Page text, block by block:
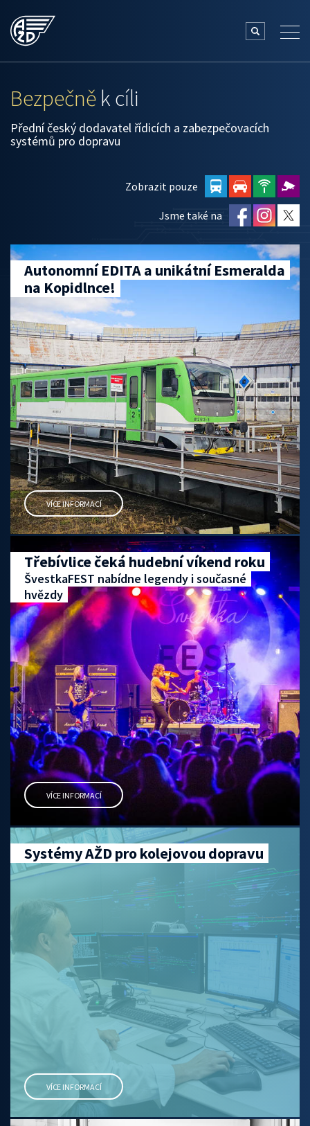
Bezpečně k cíli
Přední český dodavatel řídicích a zabezpečovacích
systémů pro dopravu
Zobrazit pouze
Jsme také na
Autonomní EDITA a unikátní Esmeralda
na Kopidlnce!
VÍCE INFORMACÍ
Třebívlice čeká hudební víkend roku
ŠvestkaFEST nabídne legendy i současné
hvězdy
VÍCE INFORMACÍ
Systémy AŽD pro kolejovou dopravu
VÍCE INFORMACÍ